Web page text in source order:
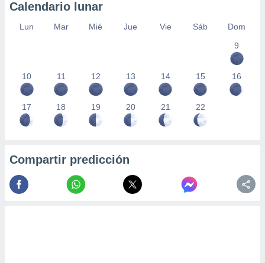
Calendario lunar
Lun Mar Mié Jue Vie Sáb
Dom
9
10 11 12 13 14 15 16
17 18 19 20 21 22
Compartir predicción